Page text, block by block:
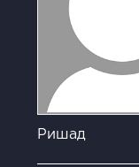
Ришад